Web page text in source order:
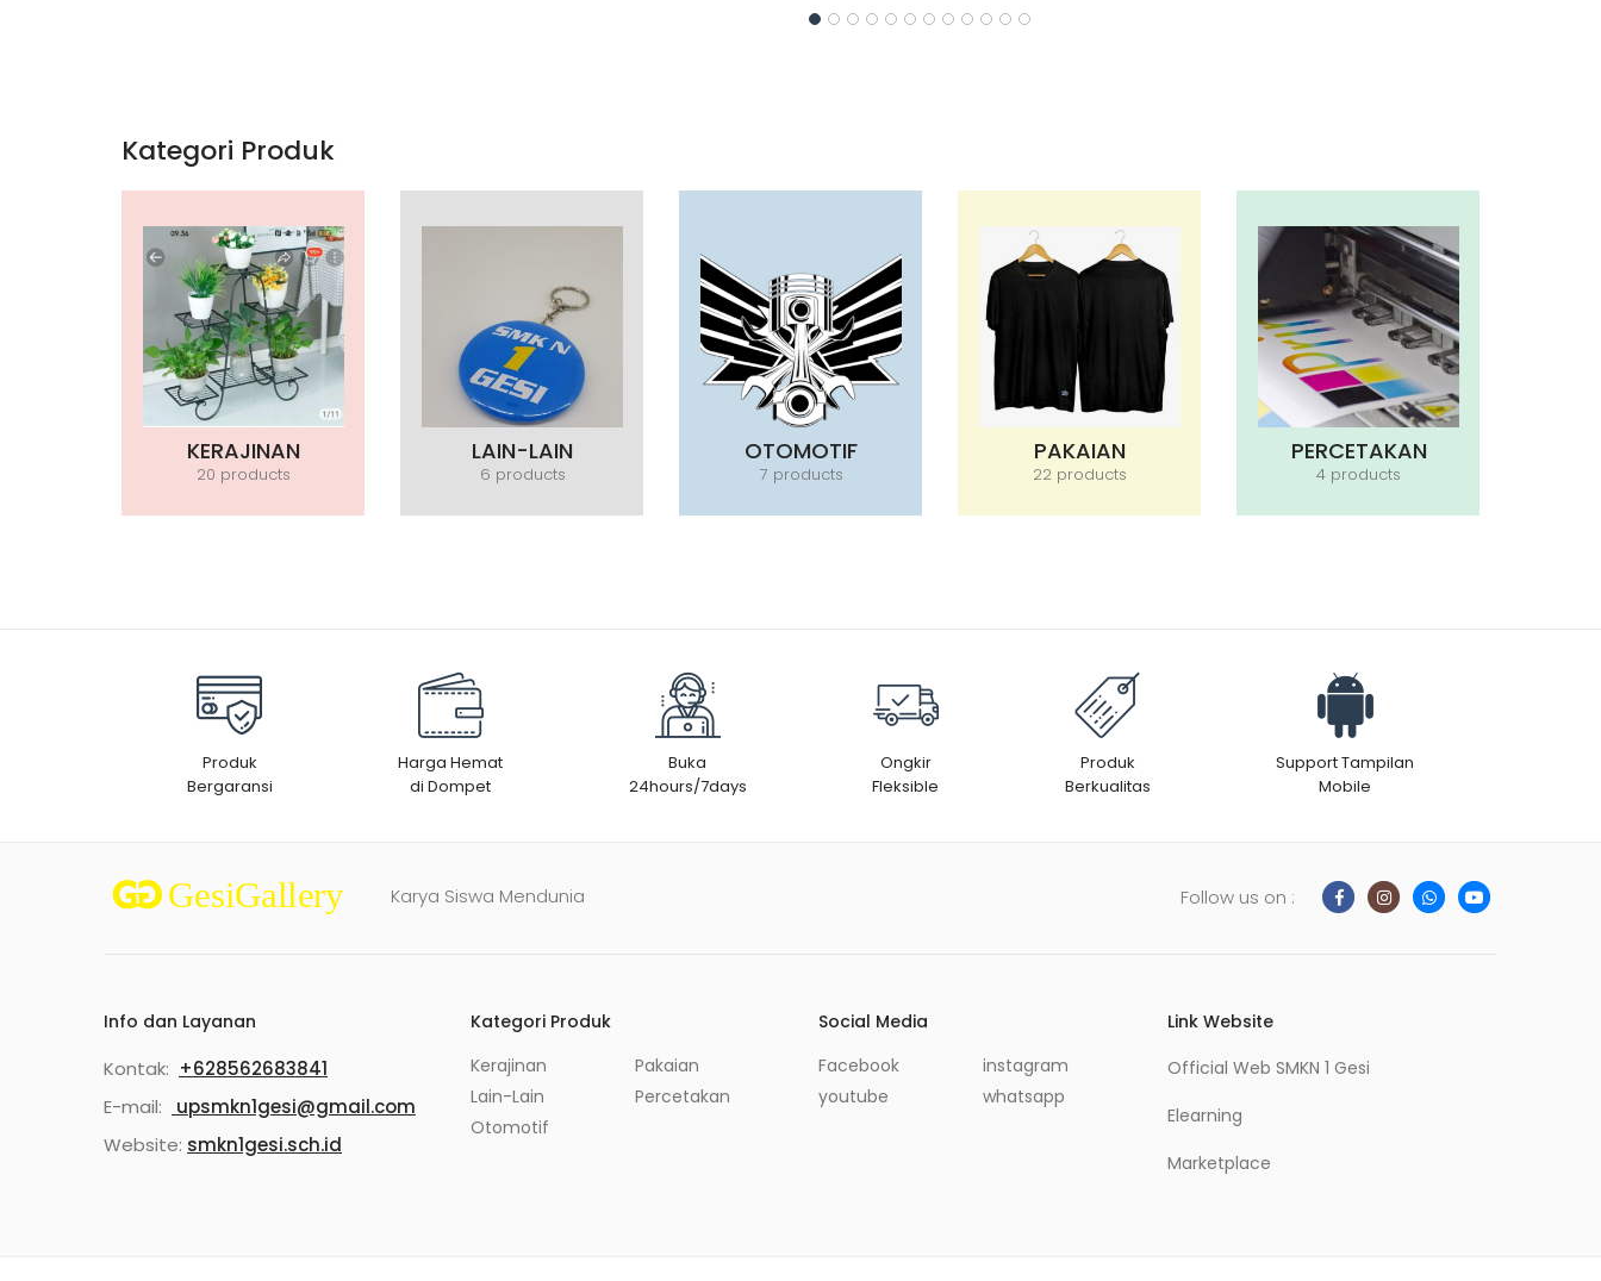
Kategori Produk
KERAJINAN
20 products
LAIN-LAIN
6 products
OTOMOTIF
7 products
PAKAIAN
22 products
PERCETAKAN
4 products
Produk
Bergaransi
Harga Hemat
di Dompet
Buka
24hours/7days
Ongkir
Fleksible
Produk
Berkualitas
Support Tampilan
Mobile
Karya Siswa Mendunia Follow us on :
Info dan Layanan
Kontak: +628562683841
E-mail:
upsmkn1gesi@gmail.com
Website: smkn1gesi.sch.id
Kategori Produk
Kerajinan
Lain-Lain
Otomotif
Pakaian
Percetakan
Social Media
Facebook
youtube
instagram
whatsapp
Link Website
Official Web SMKN 1 Gesi
Elearning
Marketplace